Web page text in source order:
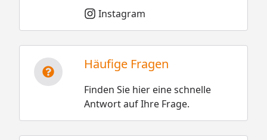
Instagram
Häufige Fragen
Finden Sie hier eine schnelle
Antwort auf Ihre Frage.